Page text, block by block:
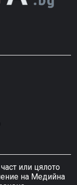
или цялото
на Медийна